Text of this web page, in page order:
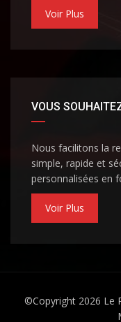
Voir Plus
VOUS
Nous facilitons la
simple, rapide et
personnalisées en
Voir Plus
©Copyright 2026 Le